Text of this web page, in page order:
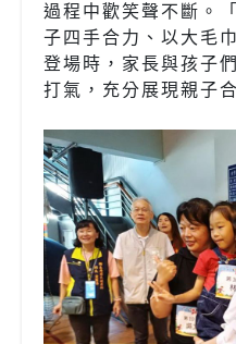
過程中歡笑聲不斷。
子四手合力、以大毛
登場時，家長與孩子
打氣，充分展現親子